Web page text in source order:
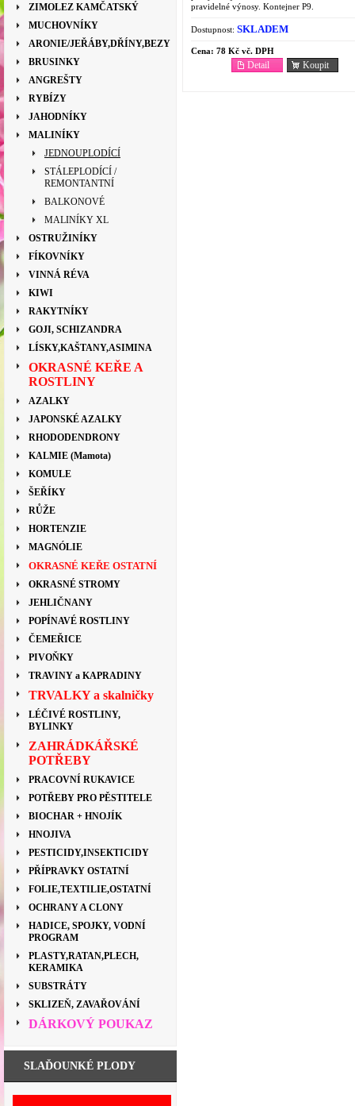
ZIMOLEZ KAMČATSKÝ
MUCHOVNÍKY
ARONIE/JEŘÁBY,DŘÍNY,BEZY
BRUSINKY
ANGREŠTY
RYBÍZY
JAHODNÍKY
MALINÍKY
JEDNOUPLODÍCÍ
STÁLEPLODÍCÍ /
REMONTANTNÍ
BALKONOVÉ
MALINÍKY XL
OSTRUŽINÍKY
FÍKOVNÍKY
VINNÁ RÉVA
KIWI
RAKYTNÍKY
GOJI, SCHIZANDRA
LÍSKY,KAŠTANY,ASIMINA
OKRASNÉ KEŘE A
ROSTLINY
AZALKY
JAPONSKÉ AZALKY
RHODODENDRONY
KALMIE (Mamota)
KOMULE
ŠEŘÍKY
RŮŽE
HORTENZIE
MAGNÓLIE
OKRASNÉ KEŘE OSTATNÍ
OKRASNÉ STROMY
JEHLIČNANY
POPÍNAVÉ ROSTLINY
ČEMEŘICE
PIVOŇKY
TRAVINY a KAPRADINY
TRVALKY a skalničky
LÉČIVÉ ROSTLINY,
BYLINKY
ZAHRÁDKÁŘSKÉ
POTŘEBY
PRACOVNÍ RUKAVICE
POTŘEBY PRO PĚSTITELE
BIOCHAR + HNOJÍK
HNOJIVA
PESTICIDY,INSEKTICIDY
PŘÍPRAVKY OSTATNÍ
FOLIE,TEXTILIE,OSTATNÍ
OCHRANY A CLONY
HADICE, SPOJKY, VODNÍ
PROGRAM
PLASTY,RATAN,PLECH,
KERAMIKA
SUBSTRÁTY
SKLIZEŇ, ZAVAŘOVÁNÍ
DÁRKOVÝ POUKAZ
SLAĎOUNKÉ PLODY
pravidelné výnosy. Kontejner P9.
Dostupnost: SKLADEM
Cena: 78 Kč vč. DPH
Koupit
Detail